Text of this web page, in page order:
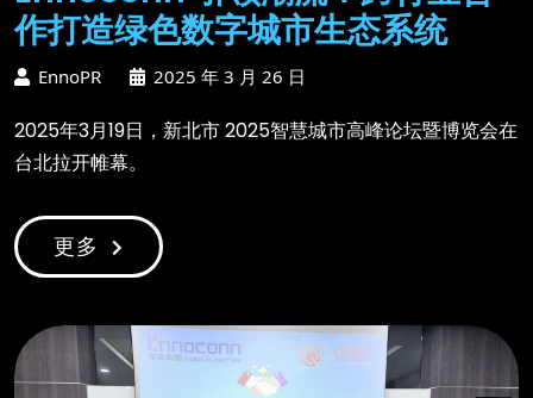
作打造绿色数字城市生态系统
EnnoPR 2025 年 3 月 26 日
2025年3月19日，新北市 2025智慧城市高峰论坛暨博览会在
台北拉开帷幕。
更多